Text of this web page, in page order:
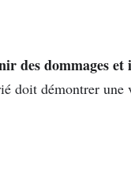
des dommages et
doit démontrer